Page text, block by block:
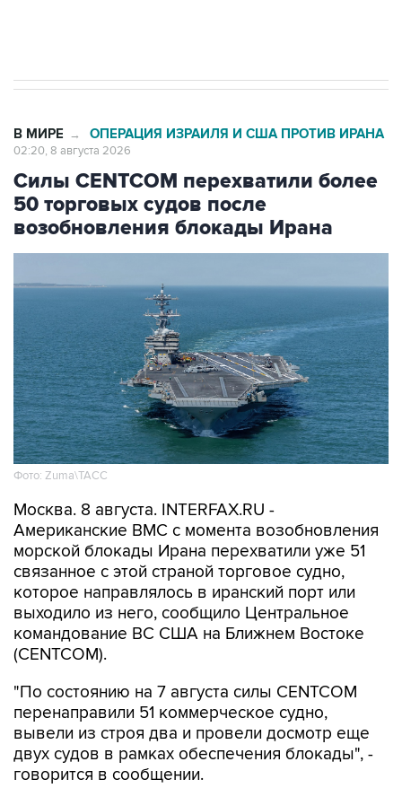
В МИРЕ → ОПЕРАЦИЯ ИЗРАИЛЯ И США ПРОТИВ ИРАНА
02:20, 8 августа 2026
Силы CENTCOM перехватили более
50 торговых судов после
возобновления блокады Ирана
Фото: Zuma\ТАСС
Москва. 8 августа. INTERFAX.RU -
Американские ВМС с момента возобновления
морской блокады Ирана перехватили уже 51
связанное с этой страной торговое судно,
которое направлялось в иранский порт или
выходило из него, сообщило Центральное
командование ВС США на Ближнем Востоке
(CENTCOM).
"По состоянию на 7 августа силы CENTCOM
перенаправили 51 коммерческое судно,
вывели из строя два и провели досмотр еще
двух судов в рамках обеспечения блокады", -
говорится в сообщении.